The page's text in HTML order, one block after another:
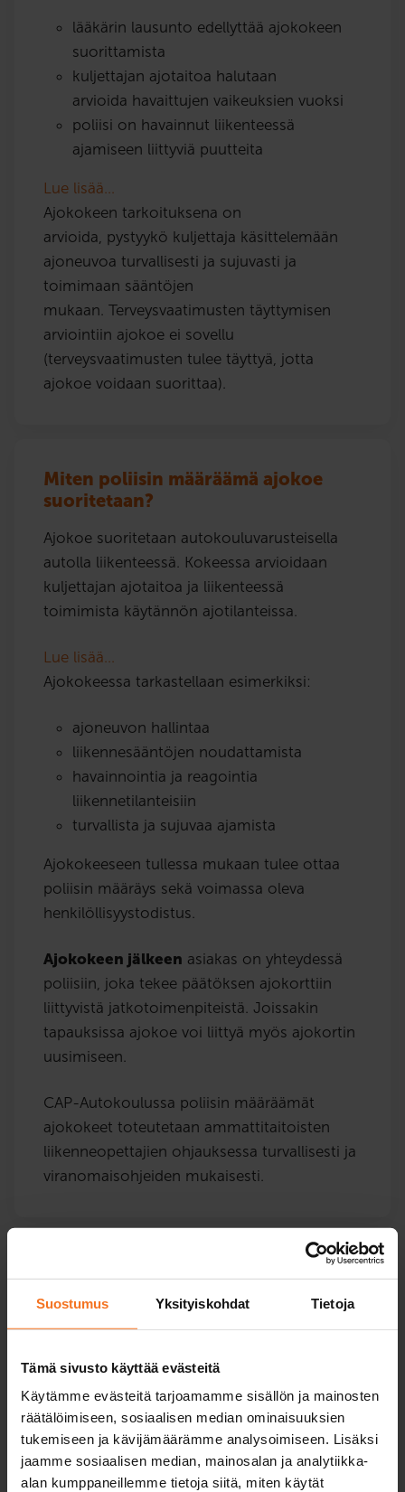
Suostumus Yksityiskohdat Tietoja
Tämä sivusto käyttää evästeitä
Käytämme evästeitä tarjoamamme sisällön ja mainosten
räätälöimiseen, sosiaalisen median ominaisuuksien
tukemiseen ja kävijämäärämme analysoimiseen. Lisäksi
jaamme sosiaalisen median, mainosalan ja analytiikka-
alan kumppaneillemme tietoja siitä, miten käytät
lääkärin lausunto edellyttää ajokokeen
suorittamista
kuljettajan ajotaitoa halutaan
arvioida havaittujen vaikeuksien vuoksi
poliisi on havainnut liikenteessä
ajamiseen liittyviä puutteita
Lue lisää…
Ajokokeen tarkoituksena on
arvioida, pystyykö kuljettaja käsittelemään
ajoneuvoa turvallisesti ja sujuvasti ja
toimimaan sääntöjen
mukaan. Terveysvaatimusten täyttymisen
arviointiin ajokoe ei sovellu
(terveysvaatimusten tulee täyttyä, jotta
ajokoe voidaan suorittaa).
Miten poliisin määräämä ajokoe
suoritetaan?
Ajokoe suoritetaan autokouluvarusteisella
autolla liikenteessä. Kokeessa arvioidaan
kuljettajan ajotaitoa ja liikenteessä
toimimista käytännön ajotilanteissa.
Lue lisää…
Ajokokeessa tarkastellaan esimerkiksi:
ajoneuvon hallintaa
liikennesääntöjen noudattamista
havainnointia ja reagointia
liikennetilanteisiin
turvallista ja sujuvaa ajamista
Ajokokeeseen tullessa mukaan tulee ottaa
poliisin määräys sekä voimassa oleva
henkilöllisyystodistus.
Ajokokeen jälkeen asiakas on yhteydessä
poliisiin, joka tekee päätöksen ajokorttiin
liittyvistä jatkotoimenpiteistä. Joissakin
tapauksissa ajokoe voi liittyä myös ajokortin
uusimiseen.
CAP-Autokoulussa poliisin määräämät
ajokokeet toteutetaan ammattitaitoisten
liikenneopettajien ohjauksessa turvallisesti ja
viranomaisohjeiden mukaisesti.
Valitse toimipiste niin näet
kurssit ja hinnat!
Valitse ensin sinua lähin CAP-Autokoulun
toimipiste niin näet tarjolla olevat kurssit ja
hinnat.